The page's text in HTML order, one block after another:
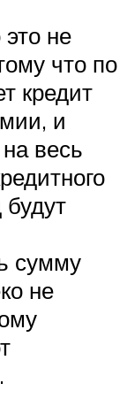
не
что по
кредит
и
весь
будут
сумму
не